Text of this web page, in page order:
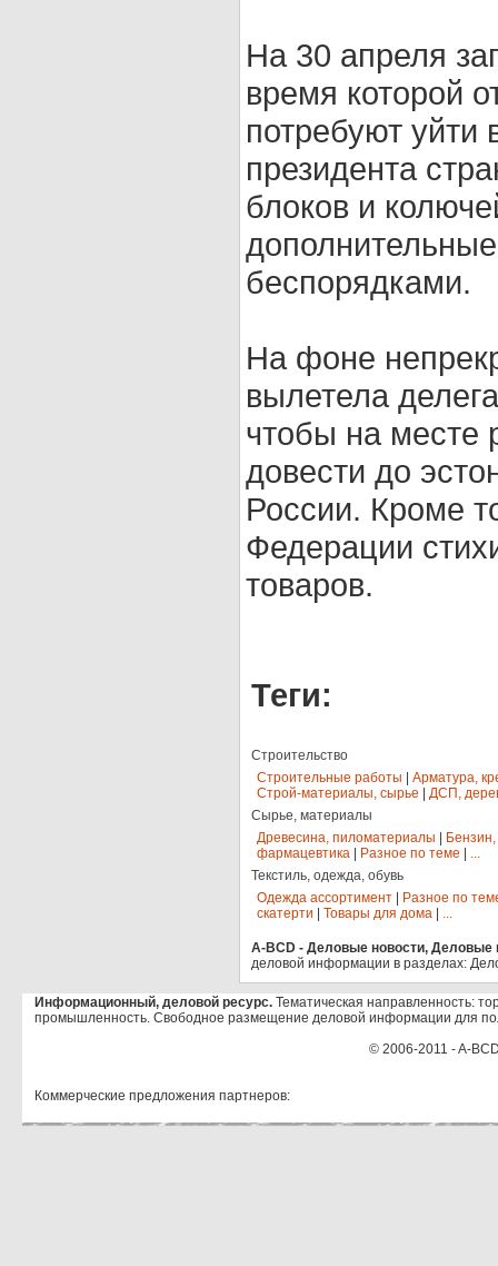
На 30 апреля
время которой
потребуют уйти
президента
блоков и
беспорядками.
На фоне
вылетела
чтобы на месте
довести до
России. Кроме
Федерации
товаров.
Теги:
Строительство
Строительные работы
Арматура,
Строй-материалы, сырье
ДСП,
Сырье, материалы
Древесина, пиломатериалы
фармацевтика
Разное по теме
...
Текстиль, одежда, обувь
Одежда ассортимент
Разное по
скатерти
Товары для дома ...
A-BCD - Деловые новости, Деловые
деловой информации в разделах:
Информационный, деловой ресурс. Тематическая направленность:
промышленность. Свободное размещение деловой информации для
© 2006-2011 - A-
Коммерческие предложения партнеров: